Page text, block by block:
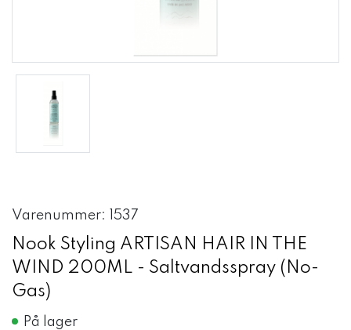
Varenummer: 1537
Nook Styling ARTISAN HAIR IN THE
WIND 200ML - Saltvandsspray (No-
Gas)
På lager